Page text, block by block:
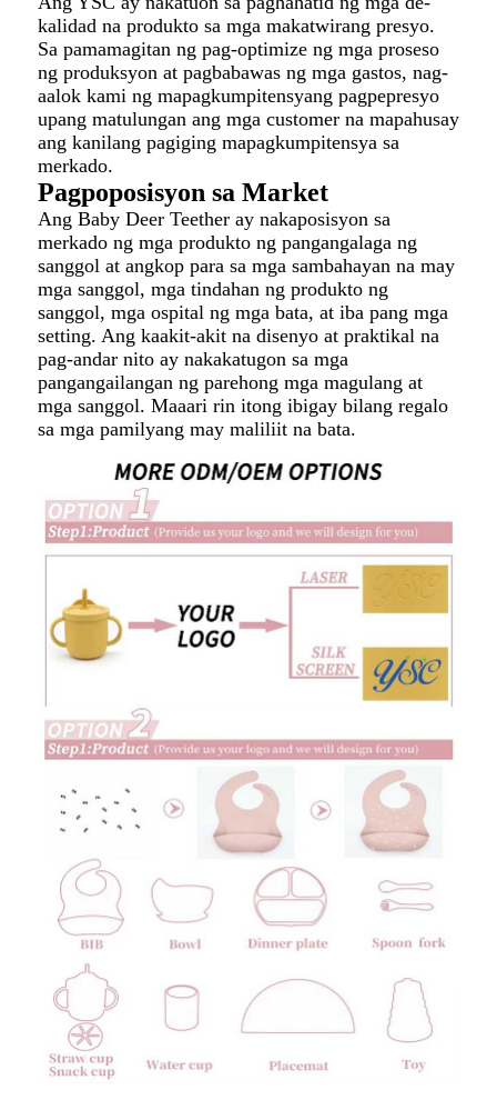
kalidad na produkto sa mga makatwirang presyo.
Sa pamamagitan ng pag-optimize ng mga proseso
ng produksyon at pagbabawas ng mga gastos, nag-
aalok kami ng mapagkumpitensyang pagpepresyo
upang matulungan ang mga customer na mapahusay
ang kanilang pagiging mapagkumpitensya sa
merkado.
Pagpoposisyon sa Market
Ang Baby Deer Teether ay nakaposisyon sa
merkado ng mga produkto ng pangangalaga ng
sanggol at angkop para sa mga sambahayan na may
mga sanggol, mga tindahan ng produkto ng
sanggol, mga ospital ng mga bata, at iba pang mga
setting. Ang kaakit-akit na disenyo at praktikal na
pag-andar nito ay nakakatugon sa mga
pangangailangan ng parehong mga magulang at
mga sanggol. Maaari rin itong ibigay bilang regalo
sa mga pamilyang may maliliit na bata.